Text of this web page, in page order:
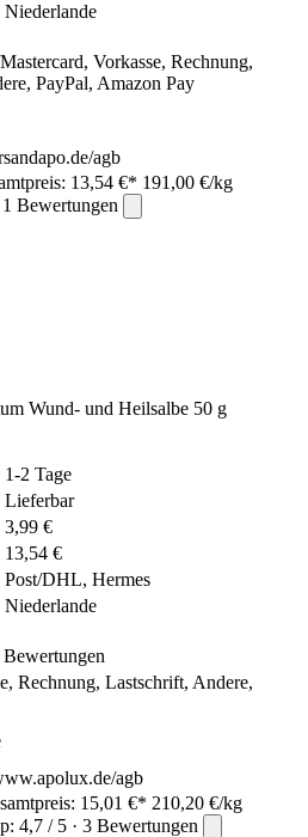
Niederlande
Vorkasse, Rechnung,
PayPal, Amazon Pay
agb
13,54 €* 191,00 €/kg
Bewertungen
Wund- und Heilsalbe 50 g
1-2 Tage
Lieferbar
3,99 €
13,54 €
Post/DHL, Hermes
Niederlande
Bewertungen
Rechnung, Lastschrift, Andere,
agb
15,01 €* 210,20 €/kg
4,7 / 5 · 3 Bewertungen